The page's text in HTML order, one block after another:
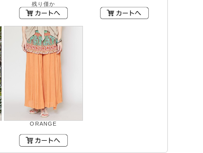
残り僅か
ORANGE